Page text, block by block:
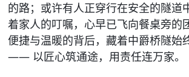
的路；或许有人正穿行在安全的隧道
着家人的叮嘱，心早已飞向餐桌旁的
便捷与温暖的背后，藏着中爵桥隧始
—— 以匠心筑通途，用责任连万家。